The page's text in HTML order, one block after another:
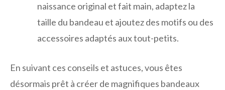
naissance original et fait main, adaptez la
taille du bandeau et ajoutez des motifs ou des
accessoires adaptés aux tout-petits.
En suivant ces conseils et astuces, vous êtes
désormais prêt à créer de magnifiques bandeaux